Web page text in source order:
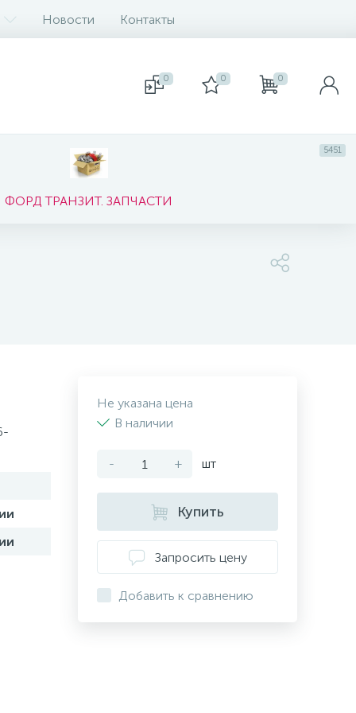
Новости Контакты
0 0 0
ФОРД ТРАНЗИТ. ЗАПЧАСТИ
5451
Не указана цена
В наличии
- + шт
Купить
Запросить цену
Добавить к сравнению